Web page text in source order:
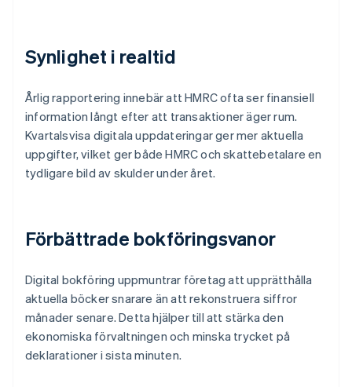
Synlighet i realtid
Årlig rapportering innebär att HMRC ofta ser finansiell
information långt efter att transaktioner äger rum.
Kvartalsvisa digitala uppdateringar ger mer aktuella
uppgifter, vilket ger både HMRC och skattebetalare en
tydligare bild av skulder under året.
Förbättrade bokföringsvanor
Digital bokföring uppmuntrar företag att upprätthålla
aktuella böcker snarare än att rekonstruera siffror
månader senare. Detta hjälper till att stärka den
ekonomiska förvaltningen och minska trycket på
deklarationer i sista minuten.